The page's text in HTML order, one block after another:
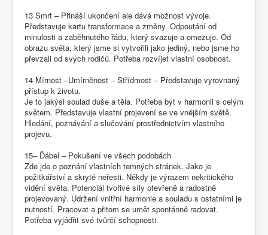
13 Smrt – Přináší ukončení ale dává možnost vývoje.
Představuje kartu transformace a změny. Odpoutání od
minulosti a zaběhnutého řádu, který svazuje a omezuje. Od
obrazu světa, který jsme si vytvořili jako jediný, nebo jsme ho
převzali od svých rodičů. Potřeba rozvíjet vlastní osobnost.
14 Mírnost –Umírněnost – Střídmost – Představuje vyrovnaný
přístup k životu.
Je to jakýsi soulad duše a těla. Potřeba být v harmonii s celým
světem. Představuje vlastní projevení se ve vnějším světě.
Hledání, poznávání a slučování prostřednictvím vlastního
projevu.
15– Ďábel – Pokušení ve všech podobách
Zde jde o poznání vlastních temných stránek. Jako je
požitkářství a skryté neřesti. Někdy je výrazem nekritického
vidění světa. Potenciál tvořivé síly otevřeně a radostně
projevovaný. Udržení vnitřní harmonie a souladu s ostatními je
nutností. Pracovat a přitom se umět spontánně radovat.
Potřeba vyjádřit své tvůrčí schopnosti.